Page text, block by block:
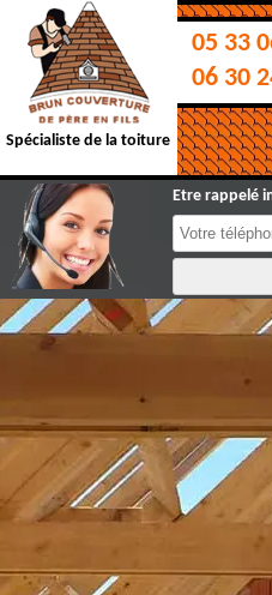
Spécialiste de la toiture
05 33
06 30
Etre rappelé